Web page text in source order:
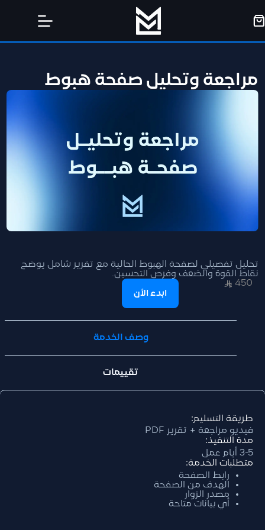
مراجعة وتحليل صفحة هبوط
تحليل تفصيلي لصفحة الهبوط الحالية مع تقرير شامل يوضح
نقاط القوة والضعف وفرص التحسين.
450
ابدء الأن
وصف الخدمة
تقييمات
طريقة التسليم:
فيديو مراجعة + تقرير PDF
مدة التنفيذ:
3-5 أيام عمل
متطلبات الخدمة:
رابط الصفحة
الهدف من الصفحة
مصدر الزوار
أي بيانات متاحة